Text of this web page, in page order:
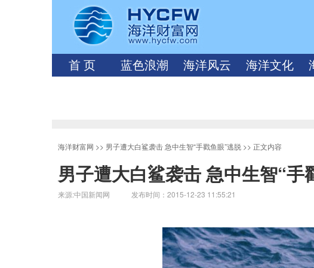
首 页 蓝色浪潮 海洋风云 海洋文化
海洋财富网 >> 男子遭大白鲨袭击 急中生智“手戳鱼眼”逃脱 >> 正文内容
男子遭大白鲨袭击 急中生智“手
来源:中国新闻网 发布时间：2015-12-23 11:55:21